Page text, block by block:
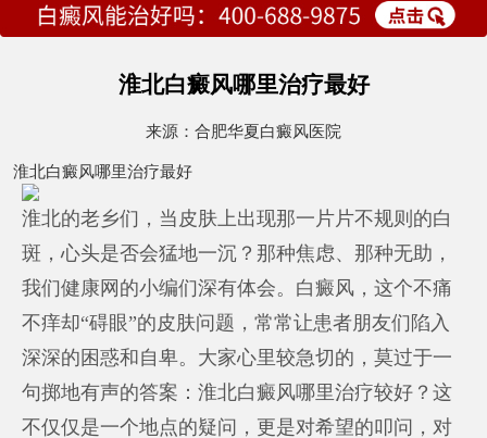
淮北白癜风哪里治疗最好
来源： 合肥华夏白癜风医院
淮北白癜风哪里治疗最好
淮北的老乡们，当皮肤上出现那一片片不规则的白
斑，心头是否会猛地一沉？那种焦虑、那种无助，
我们健康网的小编们深有体会。白癜风，这个不痛
不痒却“碍眼”的皮肤问题，常常让患者朋友们陷入
深深的困惑和自卑。大家心里较急切的，莫过于一
句掷地有声的答案：淮北白癜风哪里治疗较好？这
不仅仅是一个地点的疑问，更是对希望的叩问，对